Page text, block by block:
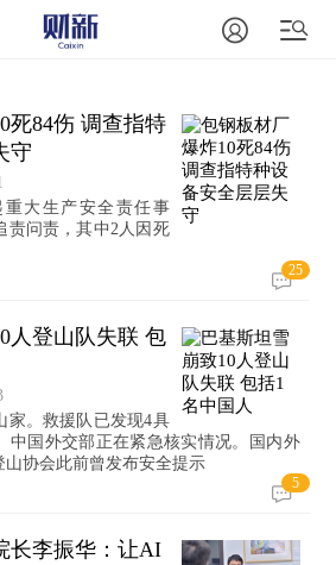
死84伤 调查指特
守
大生产安全责任事
责问责，其中2人因死
25
人登山队失联 包
家。救援队已发现4具
中国外交部正在紧急核实情况。国内外
协会此前曾发布安全提示
5
长李振华：让AI